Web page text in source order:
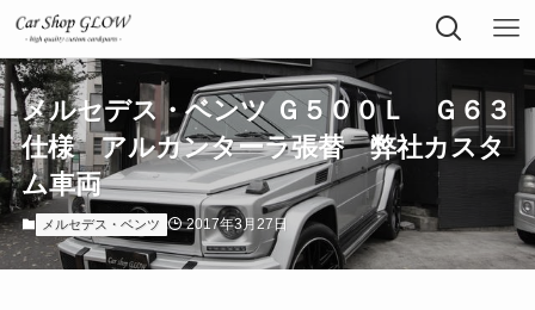
メルセデス・ベンツ Ｇ５００Ｌ Ｇ６３
仕様 アルカンターラ張替 弊社カスタ
ム車両
メルセデス・ベンツ 2017年3月27日